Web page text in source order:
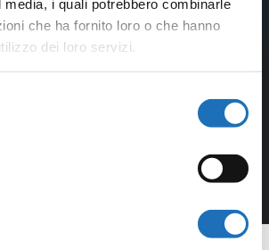
media, i quali potrebbero combinarle
che ha fornito loro o che hanno
dei loro servizi.